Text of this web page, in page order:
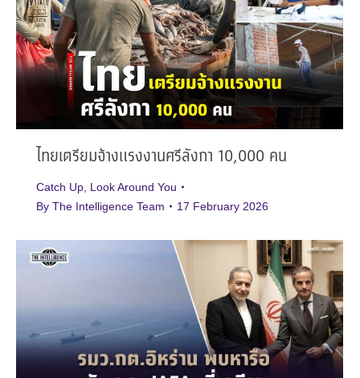
ไทยเตรียมจ้างแรงงานศรีลังกา 10,000 คน
Catch Up Look Around You
By The Intelligence Team 17 February 2026